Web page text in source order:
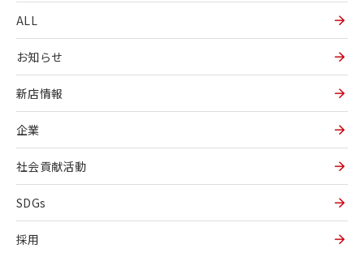
ALL
お知らせ
新店情報
企業
社会貢献活動
SDGs
採用